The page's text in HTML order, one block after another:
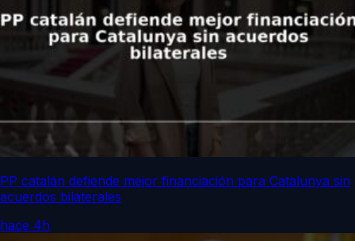
PP catalán defiende mejor financiación para Catalunya sin
acuerdos bilaterales
hace 4h